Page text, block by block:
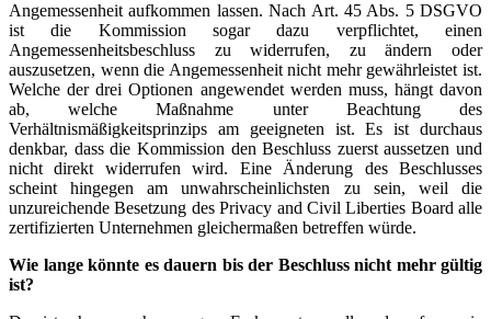
Angemessenheit aufkommen lassen. Nach Art. 45 Abs. 5 DSGVO
ist die Kommission sogar dazu verpflichtet, einen
Angemessenheitsbeschluss zu widerrufen, zu ändern oder
auszusetzen, wenn die Angemessenheit nicht mehr gewährleistet ist.
Welche der drei Optionen angewendet werden muss, hängt davon
ab, welche Maßnahme unter Beachtung des
Verhältnismäßigkeitsprinzips am geeigneten ist. Es ist durchaus
denkbar, dass die Kommission den Beschluss zuerst aussetzen und
nicht direkt widerrufen wird. Eine Änderung des Beschlusses
scheint hingegen am unwahrscheinlichsten zu sein, weil die
unzureichende Besetzung des Privacy and Civil Liberties Board alle
zertifizierten Unternehmen gleichermaßen betreffen würde.
Wie lange könnte es dauern bis der Beschluss nicht mehr gültig
ist?